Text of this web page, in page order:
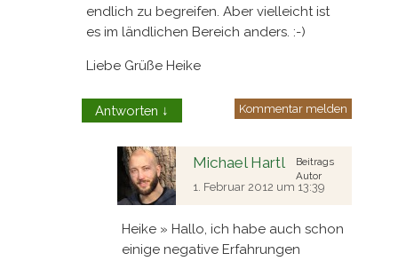
endlich zu begreifen. Aber vielleicht ist
es im ländlichen Bereich anders. :-)
Liebe Grüße Heike
Antworten ↓ Kommentar melden
Michael Hartl
Beitrags
Autor
1. Februar 2012 um 13:39
Heike » Hallo, ich habe auch schon
einige negative Erfahrungen